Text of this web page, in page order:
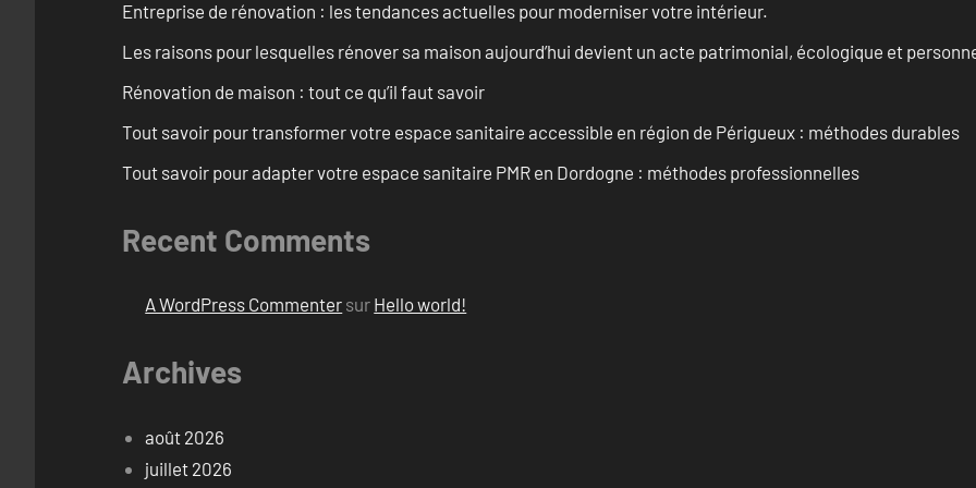
Entreprise de rénovation : les tendances actuelles pour moderniser votre intérieur.
Les raisons pour lesquelles rénover sa maison aujourd’hui devient un acte patrimonial, écologique et
Rénovation de maison : tout ce qu’il faut savoir
Tout savoir pour transformer votre espace sanitaire accessible en région de Périgueux : méthodes durables
Tout savoir pour adapter votre espace sanitaire PMR en Dordogne : méthodes professionnelles
Recent Comments
A WordPress Commenter sur Hello world!
Archives
août 2026
juillet 2026